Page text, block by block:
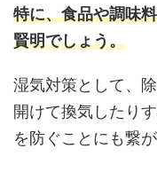
特に、食品や調味
賢明でしょう。
湿気対策として、
開けて換気したり
を防ぐことにも繋が